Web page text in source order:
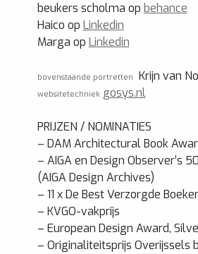
beukers scholma op behance
Haico op Linkedin
Marga op Linkedin
bovenstaande portretten Krijn van
websitetechniek gosys.nl
PRIJZEN / NOMINATIES
– DAM Architectural Book
– AIGA en Design Observer’s
(AIGA Design Archives)
– 11 x De Best Verzorgde
– KVGO-vakprijs
– European Design Award,
– Originaliteitsprijs Overijssels